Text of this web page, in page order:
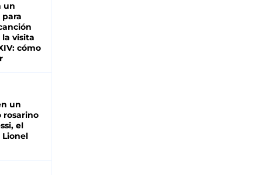
un
para
visita
cómo
un
rosarino
el